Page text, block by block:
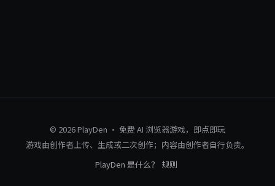
© 2026 PlayDen · 免费 AI 浏览器游戏，即点即玩
游戏由创作者上传、生成或二次创作；内容由创作者自行负责。
PlayDen 是什么？
规则